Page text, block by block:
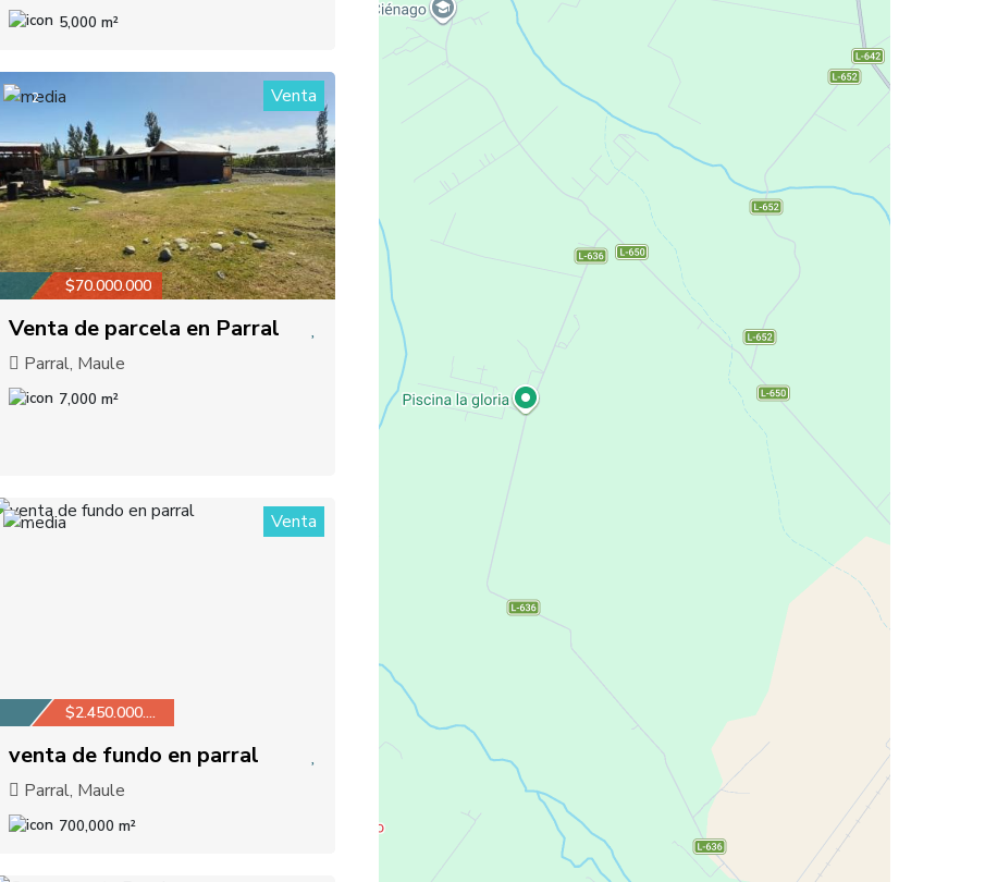
5,000 m²
2 Venta
$70.000.000
Venta de parcela en Parral
Parral, Maule
7,000 m²
1 Venta
$2.450.000.000
venta de fundo en parral
Parral, Maule
700,000 m²